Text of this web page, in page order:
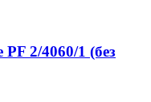
2/4060/1 (без